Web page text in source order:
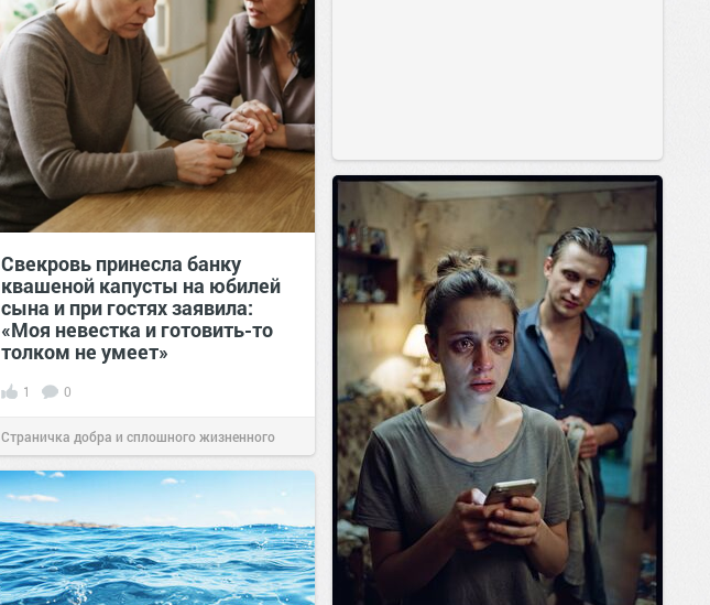
Свекровь принесла банку
квашеной капусты на юбилей
сына и при гостях заявила:
«Моя невестка и готовить-то
толком не умеет»
1 0
Страничка добра и сплошного жизненного
позитива!00:2807 авг 2026